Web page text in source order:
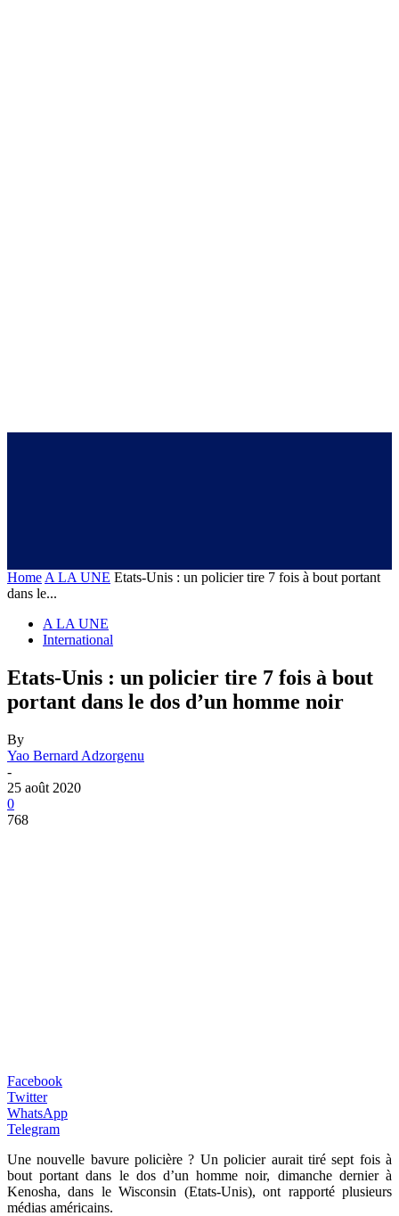
Home A LA UNE Etats-Unis : un policier tire 7 fois à bout portant
dans le...
A LA UNE
International
Etats-Unis : un policier tire 7 fois à bout
portant dans le dos d’un homme noir
By
Yao Bernard Adzorgenu
-
25 août 2020
0
768
Facebook
Twitter
WhatsApp
Telegram
Une nouvelle bavure policière ? Un policier aurait tiré sept fois à
bout portant dans le dos d’un homme noir, dimanche dernier à
Kenosha, dans le Wisconsin (Etats-Unis), ont rapporté plusieurs
médias américains.